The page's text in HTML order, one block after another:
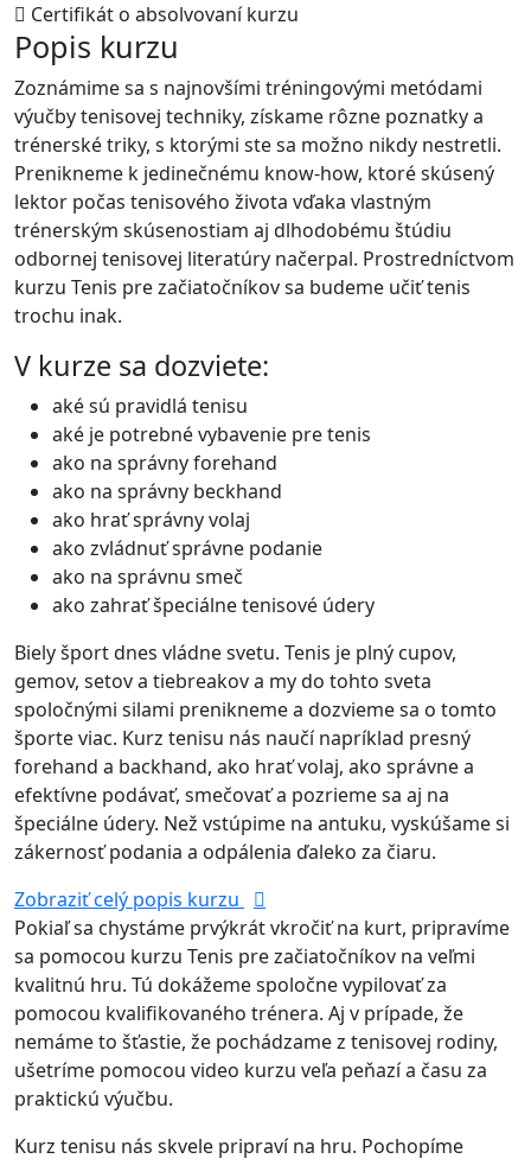
Certifikát o absolvovaní kurzu
Popis kurzu
Zoznámime sa s najnovšími tréningovými metódami
výučby tenisovej techniky, získame rôzne poznatky a
trénerské triky, s ktorými ste sa možno nikdy nestretli.
Prenikneme k jedinečnému know-how, ktoré skúsený
lektor počas tenisového života vďaka vlastným
trénerským skúsenostiam aj dlhodobému štúdiu
odbornej tenisovej literatúry načerpal. Prostredníctvom
kurzu Tenis pre začiatočníkov sa budeme učiť tenis
trochu inak.
V kurze sa dozviete:
aké sú pravidlá tenisu
aké je potrebné vybavenie pre tenis
ako na správny forehand
ako na správny beckhand
ako hrať správny volaj
ako zvládnuť správne podanie
ako na správnu smeč
ako zahrať špeciálne tenisové údery
Biely šport dnes vládne svetu. Tenis je plný cupov,
gemov, setov a tiebreakov a my do tohto sveta
spoločnými silami prenikneme a dozvieme sa o tomto
športe viac. Kurz tenisu nás naučí napríklad presný
forehand a backhand, ako hrať volaj, ako správne a
efektívne podávať, smečovať a pozrieme sa aj na
špeciálne údery. Než vstúpime na antuku, vyskúšame si
zákernosť podania a odpálenia ďaleko za čiaru.
Zobraziť celý popis kurzu
Pokiaľ sa chystáme prvýkrát vkročiť na kurt, pripravíme
sa pomocou kurzu Tenis pre začiatočníkov na veľmi
kvalitnú hru. Tú dokážeme spoločne vypilovať za
pomocou kvalifikovaného trénera. Aj v prípade, že
nemáme to šťastie, že pochádzame z tenisovej rodiny,
ušetríme pomocou video kurzu veľa peňazí a času za
praktickú výučbu.
Kurz tenisu nás skvele pripraví na hru. Pochopíme